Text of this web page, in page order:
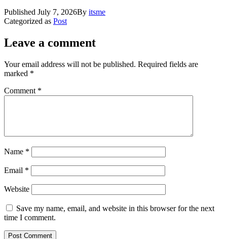
Published July 7, 2026By itsme
Categorized as Post
Leave a comment
Your email address will not be published. Required fields are
marked *
Comment *
Name *
Email *
Website
Save my name, email, and website in this browser for the next
time I comment.